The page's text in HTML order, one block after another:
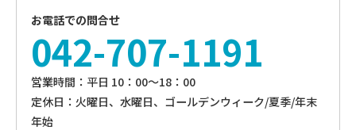
お電話での問合せ
042-707-1191
営業時間：平⽇ 10：00〜18：00
定休⽇：火曜日、⽔曜⽇、ゴールデンウィーク/夏季/年末
年始